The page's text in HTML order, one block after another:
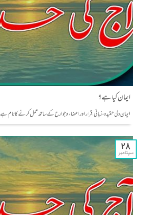
ایمان کیا ہے؟
ایمان دلی عقیدہ، زبانی اقرار اور اعضاء و جوارح کے ساتھ عمل کرنے کا نام ہے
28
سپتامبر